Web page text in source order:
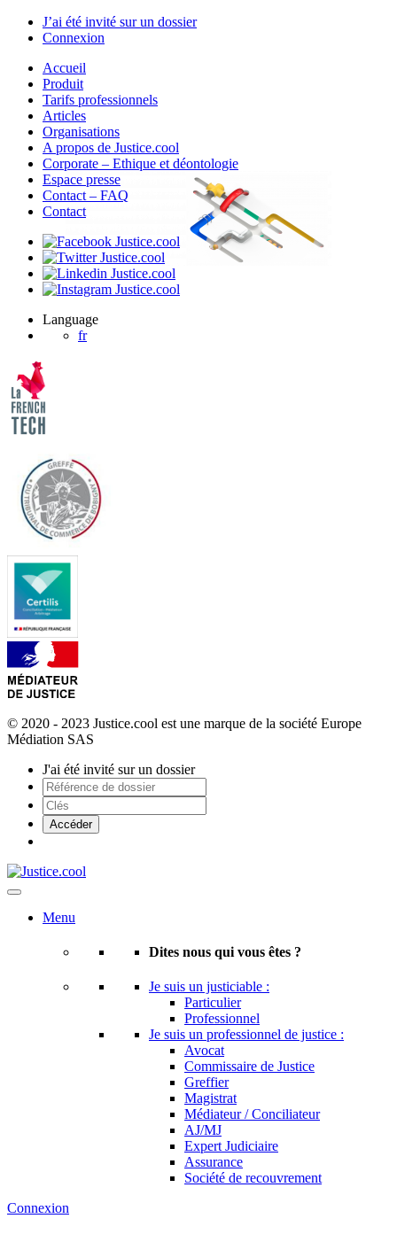
J’ai été invité sur un dossier
Connexion
Accueil
Produit
Tarifs professionnels
Articles
Organisations
A propos de Justice.cool
Corporate – Ethique et déontologie
Espace presse
Contact – FAQ
Contact
Language
fr
© 2020 - 2023 Justice.cool est une marque de la société Europe
Médiation SAS
J'ai été invité sur un dossier
Menu
Dites nous qui vous êtes ?
Je suis un justiciable :
Particulier
Professionnel
Je suis un professionnel de justice :
Avocat
Commissaire de Justice
Greffier
Magistrat
Médiateur / Conciliateur
AJ/MJ
Expert Judiciaire
Assurance
Société de recouvrement
Connexion